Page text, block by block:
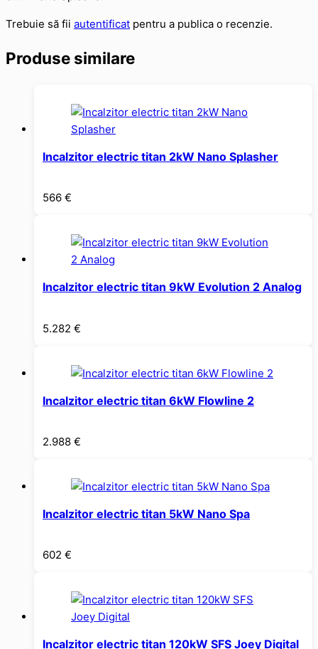
Trebuie să fii autentificat pentru a publica o recenzie.
Produse similare
Incalzitor electric titan 2kW Nano Splasher
566 €
Incalzitor electric titan 9kW Evolution 2 Analog
5.282 €
Incalzitor electric titan 6kW Flowline 2
2.988 €
Incalzitor electric titan 5kW Nano Spa
602 €
Incalzitor electric titan 120kW SFS Joey Digital